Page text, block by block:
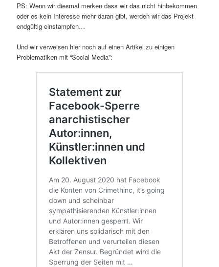
PS: Wenn wir diesmal merken dass wir das nicht hinbekommen
oder es kein Interesse mehr daran gibt, werden wir das Projekt
endgültig einstampfen…
Und wir verweisen hier noch auf einen Artikel zu einigen
Problematiken mit “Social Media”: